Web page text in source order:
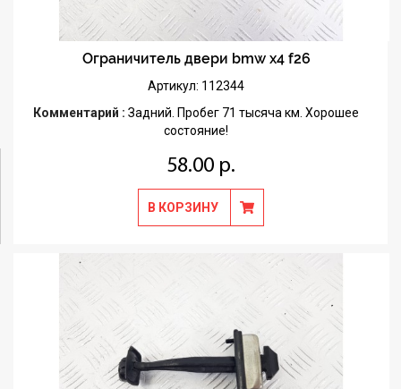
Ограничитель двери bmw x4 f26
Артикул: 112344
Комментарий : Задний. Пробег 71 тысяча км. Хорошее
состояние!
58.00 р.
В КОРЗИНУ